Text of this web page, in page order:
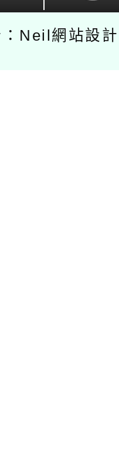
Neil網站設